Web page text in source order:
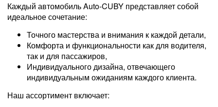
Каждый автомобиль Auto-CUBY представляет собой
идеальное сочетание:
Точного мастерства и внимания к каждой детали,
Комфорта и функциональности как для водителя,
так и для пассажиров,
Индивидуального дизайна, отвечающего
индивидуальным ожиданиям каждого клиента.
Наш ассортимент включает: